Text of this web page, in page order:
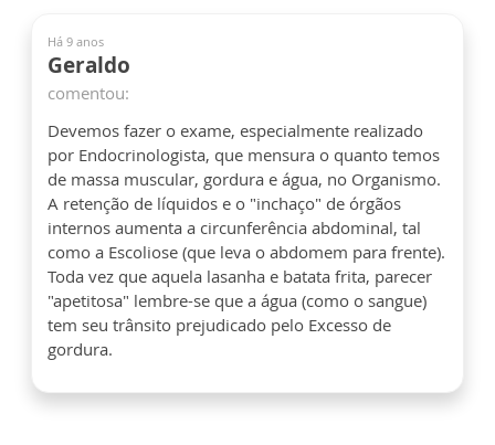
Há 9 anos
Geraldo
comentou:
Devemos fazer o exame, especialmente realizado
por Endocrinologista, que mensura o quanto temos
de massa muscular, gordura e água, no Organismo.
A retenção de líquidos e o "inchaço" de órgãos
internos aumenta a circunferência abdominal, tal
como a Escoliose (que leva o abdomem para frente).
Toda vez que aquela lasanha e batata frita, parecer
"apetitosa" lembre-se que a água (como o sangue)
tem seu trânsito prejudicado pelo Excesso de
gordura.